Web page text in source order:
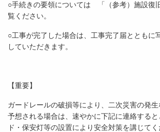
○手続きの要領については 「（参考）施設復
覧ください。
○工事が完了した場合は、工事完了届とともに
していただきます。
【重要】
ガードレールの破損等により、二次災害の発
予想される場合は、速やかに下記に連絡する
ド・保安灯等の設置により安全対策を講じてく